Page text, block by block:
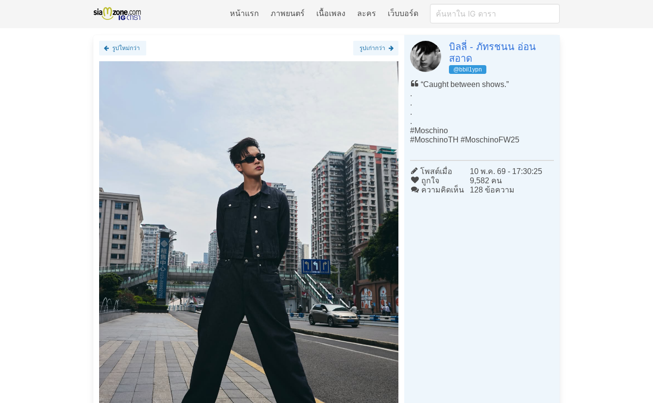
หน้าแรก ภาพยนตร์ เนื้อเพลง ละคร เว็บบอร์ด
รูปใหม่กว่า รูปเก่ากว่า
บิลลี่ - ภัทรชนน อ่อน
สอาด
@bbil1ypn
“Caught between shows.”
.
.
.
.
#Moschino
#MoschinoTH #MoschinoFW25
โพสต์เมื่อ
10 พ.ค. 69 - 17:30:25
ถูกใจ
9,582 คน
ความคิดเห็น
128 ข้อความ